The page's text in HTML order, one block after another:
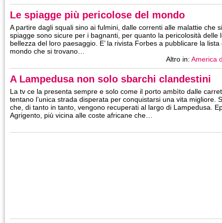
Le spiagge più pericolose del mondo
A partire dagli squali sino ai fulmini, dalle correnti alle malattie che
spiagge sono sicure per i bagnanti, per quanto la pericolosità delle
bellezza del loro paesaggio. E’ la rivista Forbes a pubblicare la
mondo che si trovano…
Altro in: America
A Lampedusa non solo sbarchi clandestini
La tv ce la presenta sempre e solo come il porto ambìto dalle
tentano l’unica strada disperata per conquistarsi una vita migliore.
che, di tanto in tanto, vengono recuperati al largo di Lampedusa.
Agrigento, più vicina alle coste africane che…